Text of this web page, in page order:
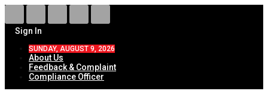
Sign In
SUNDAY, AUGUST 9, 2026
About Us
Feedback & Complaint
Compliance Officer